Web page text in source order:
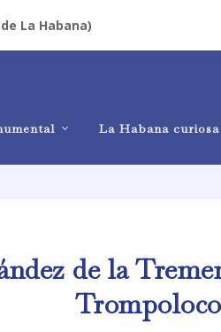
La Habana)
La Habana curiosa
de la
Trompoloco